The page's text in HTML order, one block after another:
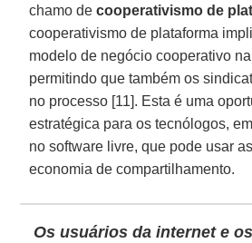
chamo decooperativismo de
cooperativismo de plataforma
modelo de negócio cooperativo
permitindo que também os
no processo [11]. Esta é uma
estratégica para os tecnólogos,
no software livre, que pode usar
economia de compartilhamento.
Os usuários da internet e